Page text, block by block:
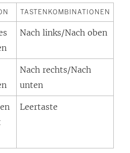
TASTENKOMBINATIONEN
Nach links/Nach oben
Nach rechts/Nach
unten
Leertaste